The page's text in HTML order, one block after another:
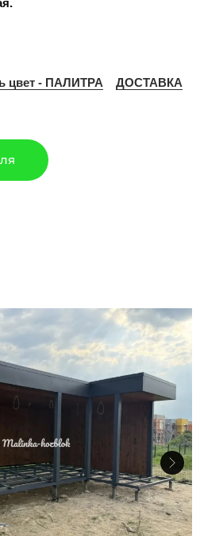
цвет - ПАЛИТРА
ДОСТАВКА